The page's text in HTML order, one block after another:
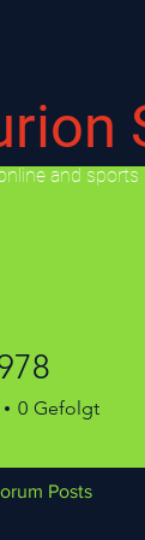
and
0 Gefolgt
Posts